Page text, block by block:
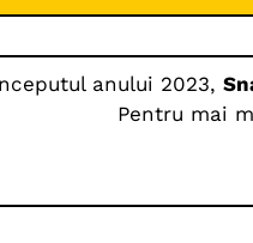
anului 2023,
Pentru mai